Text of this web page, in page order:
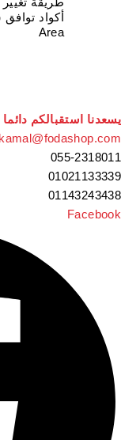
Area
يسعدنا استقبالكم
kamal@fodashop.com
055-2318011
01021133339
01143243438
Facebook